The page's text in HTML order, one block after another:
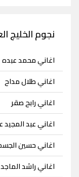
نجوم الخليج
اغاني محمد عبده
اغاني طلال مداح
اغاني رابح صقر
اغاني عبد المجيد
اغاني حسين
اغاني راشد الماجد